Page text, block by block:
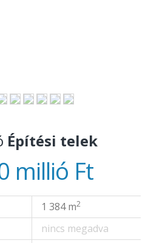
Építési telek
millió Ft
1 384 m2
nincs megadva